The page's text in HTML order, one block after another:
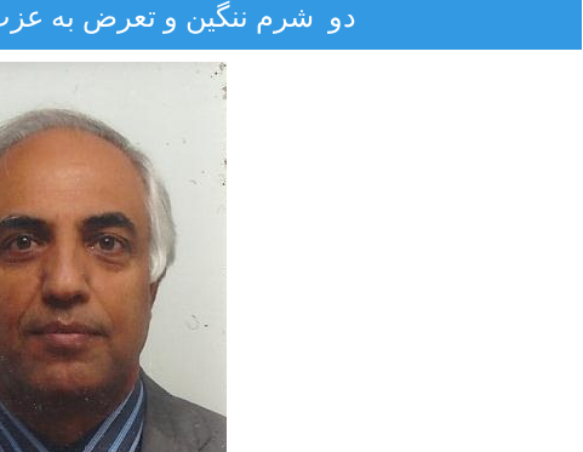
دو شرم ننگین و تعرض به